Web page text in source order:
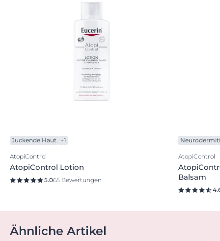
Juckende Haut +1
AtopiControl
AtopiControl Lotion
5.065 Bewertungen
AtopiControl
Balsam
Ähnliche Artikel